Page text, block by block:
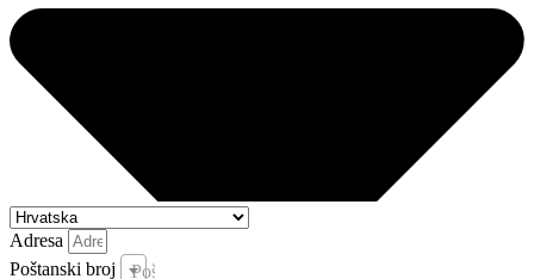
Adresa
Poštanski broj
Poštanski broj i pošta *